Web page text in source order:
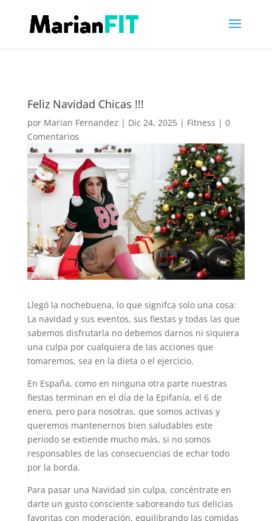
Feliz Navidad Chicas !!!
por Marian Fernandez | Dic 24, 2025| Fitness | 0
Comentarios
Llegó la nochebuena, lo que signifca solo una cosa:
La navidad y sus eventos, sus fiestas y todas las que
sabemos disfrutarla no debemos darnos ni siquiera
una culpa por cualquiera de las acciones que
tomaremos, sea en la dieta o el ejercicio.
En España, como en ninguna otra parte nuestras
fiestas terminan en el día de la Epifanía, el 6 de
enero, pero para nosotras, que somos activas y
queremos mantenernos bien saludables este
periodo se extiende mucho más, si no somos
responsables de las consecuencias de echar todo
por la borda.
Para pasar una Navidad sin culpa, concéntrate en
darte un gusto consciente saboreando tus delicias
favoritas con moderación, equilibrando las comidas